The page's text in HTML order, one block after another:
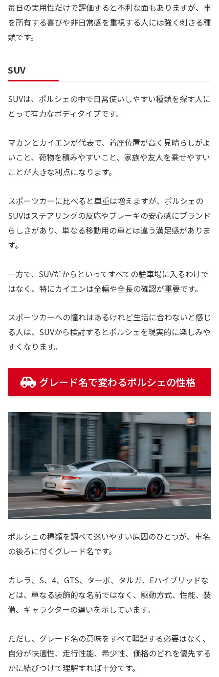
毎日の実用性だけで評価すると不利な面もありますが、車
を所有する喜びや非日常感を重視する人には強く刺さる種
類です。
SUV
SUVは、ポルシェの中で日常使いしやすい種類を探す人に
とって有力なボディタイプです。
マカンとカイエンが代表で、着座位置が高く見晴らしがよ
いこと、荷物を積みやすいこと、家族や友人を乗せやすい
ことが大きな利点になります。
スポーツカーに比べると車重は増えますが、ポルシェの
SUVはステアリングの反応やブレーキの安心感にブランド
らしさがあり、単なる移動用の車とは違う満足感がありま
す。
一方で、SUVだからといってすべての駐車場に入るわけで
はなく、特にカイエンは全幅や全長の確認が重要です。
スポーツカーへの憧れはあるけれど生活に合わないと感じ
る人は、SUVから検討するとポルシェを現実的に楽しみや
すくなります。
グレード名で変わるポルシェの性格
ポルシェの種類を調べて迷いやすい原因のひとつが、車名
の後ろに付くグレード名です。
カレラ、S、4、GTS、ターボ、タルガ、Eハイブリッドな
どは、単なる装飾的な名前ではなく、駆動方式、性能、装
備、キャラクターの違いを示しています。
ただし、グレード名の意味をすべて暗記する必要はなく、
自分が快適性、走行性能、希少性、価格のどれを優先する
かに結びつけて理解すれば十分です。